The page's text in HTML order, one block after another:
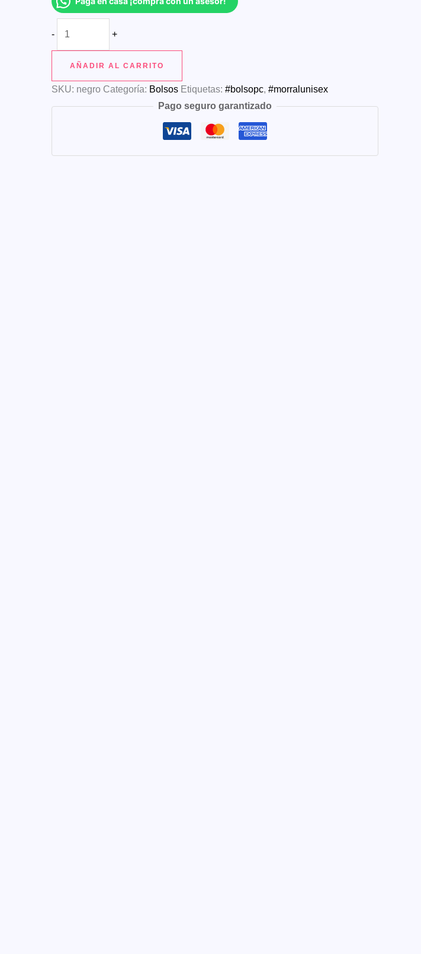
-
pc
de
+
AÑADIR AL CARRITO
SKU: negro Categoría: Bolsos Etiquetas: #bolsopc, #morralunisex
Pago seguro garantizado